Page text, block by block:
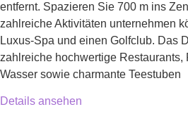
entfernt. Spazieren Sie 700 m ins
zahlreiche Aktivitäten unternehmen
Luxus-Spa und einen Golfclub. Das
zahlreiche hochwertige Restaurants,
Wasser sowie charmante Teestuben
Details ansehen